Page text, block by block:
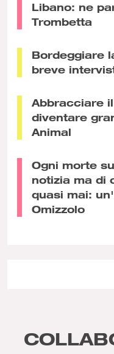
Libano: ne
Trombetta
Bordeggiare
breve
Abbracciare
diventare
Animal
Ogni morte
notizia ma di
quasi mai:
Omizzolo